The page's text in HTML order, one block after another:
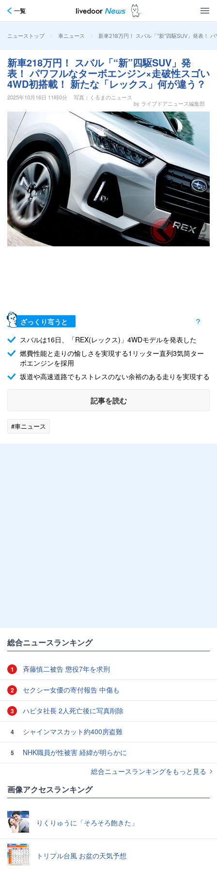
一覧
ニューストップ > 車ニュース > 新車218万円！ スバル「“新”四駆SUV」発表！
新車218万円！ スバル「“新”四駆SUV」発
表！ パワフルなターボエンジン×走破性スゴい
4WD初搭載！ 新たな「レックス」何が違う？
2025年10月16日 11時0分
写真：くるまのニュース
by ライブドアニュース編集部
ざっくり言うと
スバルは16日、「REX(レックス)」4WDモデルを発表した
燃費性能と走りの愉しさを実現する1リッター直列3気筒ター
ボエンジンを採用
坂道や高速道路でもストレスのない余裕のある走りを実現する
記事を読む
#車ニュース
総合ニュースランキング
1 斉藤慎二被告 懲役7年を求刑
2 セクシー女優の寄付報告 中傷も
3 ハビタ社長 2人死亡後に写真削除
4 シャインマスカット約400房盗難
5
NHK職員が性被害 経緯が明らかに
総合ニュースランキングをもっと見る
画像アクセスランキング
りくりゅうに「そろそろ飽きた」
トリプル台風 お盆の天気予想